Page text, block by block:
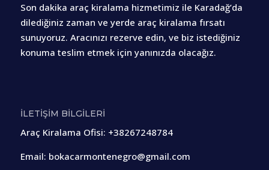
Son dakika araç kiralama hizmetimiz ile Karadağ’da
dilediğiniz zaman ve yerde araç kiralama fırsatı
sunuyoruz. Aracınızı rezerve edin, ve biz istediğiniz
konuma teslim etmek için yanınızda olacağız.
İLETİŞİM BİLGİLERİ
Araç Kiralama Ofisi: +38267248784
Email: bokacarmontenegro@gmail.com